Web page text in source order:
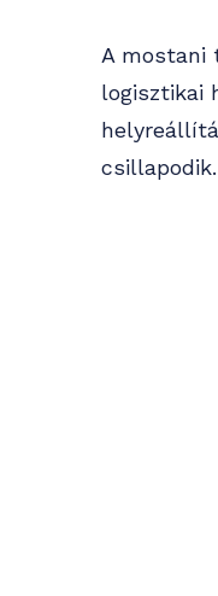
A mostani
logisztikai
csillapodik.